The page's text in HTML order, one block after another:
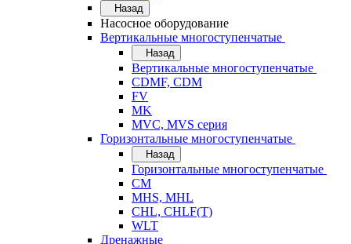
Назад
Насосное оборудование
Вертикальные многоступенчатые
Назад
Вертикальные многоступенчатые
CDMF, CDM
FV
MK
MVC, MVS серия
Горизонтальные многоступенчатые
Назад
Горизонтальные многоступенчатые
CM
MHS, MHL
CHL, CHLF(T)
WLT
Дренажные